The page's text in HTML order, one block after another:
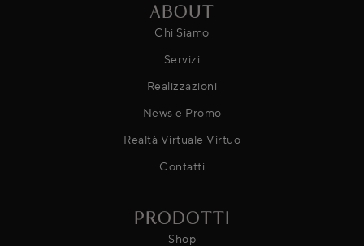
ABOUT
Chi Siamo
Servizi
Realizzazioni
News e Promo
Realtà Virtuale Virtuo
Contatti
PRODOTTI
Shop